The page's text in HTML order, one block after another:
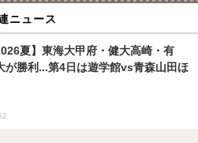
ニュース
夏】東海大甲府・健大高崎・有
が勝利...第4日は遊学館vs青森山田ほ